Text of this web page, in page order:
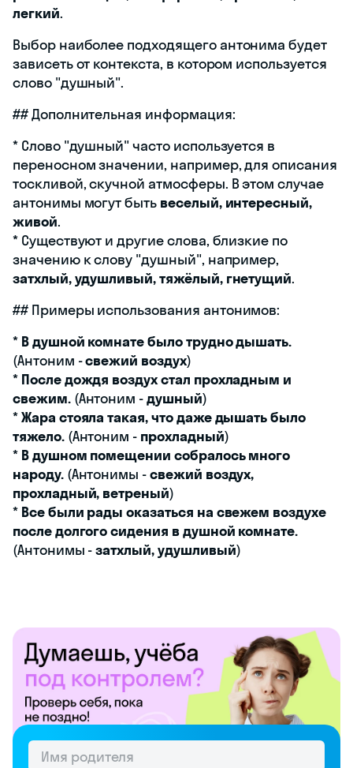
легкий.
Выбор наиболее подходящего антонима будет
зависеть от контекста, в котором используется
слово "душный".
## Дополнительная информация:
* Слово "душный" часто используется в
переносном значении, например, для описания
тоскливой, скучной атмосферы. В этом случае
антонимы могут быть веселый, интересный,
живой.
* Существуют и другие слова, близкие по
значению к слову "душный", например,
затхлый, удушливый, тяжёлый, гнетущий.
## Примеры использования антонимов:
* В душной комнате было трудно дышать.
(Антоним -свежий воздух)
* После дождя воздух стал прохладным и
свежим.(Антоним -душный)
*Жара стояла такая, что даже дышать было
тяжело.(Антоним - прохладный)
* В душном помещении собралось много
народу.(Антонимы -свежий воздух,
прохладный, ветреный)
* Все были рады оказаться на свежем воздухе
после долгого сидения в душной комнате.
(Антонимы -затхлый, удушливый)